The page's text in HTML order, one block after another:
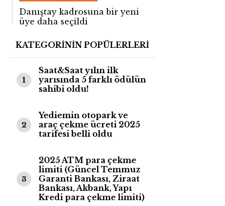
Danıştay kadrosuna bir yeni
üye daha seçildi
KATEGORİNİN POPÜLERLERİ
1
Saat&Saat yılın ilk
yarısında 5 farklı ödülün
sahibi oldu!
2
Yediemin otopark ve
araç çekme ücreti 2025
tarifesi belli oldu
3
2025 ATM para çekme
limiti (Güncel Temmuz
Garanti Bankası, Ziraat
Bankası, Akbank, Yapı
Kredi para çekme limiti)